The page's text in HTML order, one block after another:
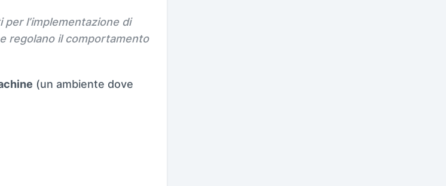
l’implementazione di
regolano il comportamento
(un ambiente dove